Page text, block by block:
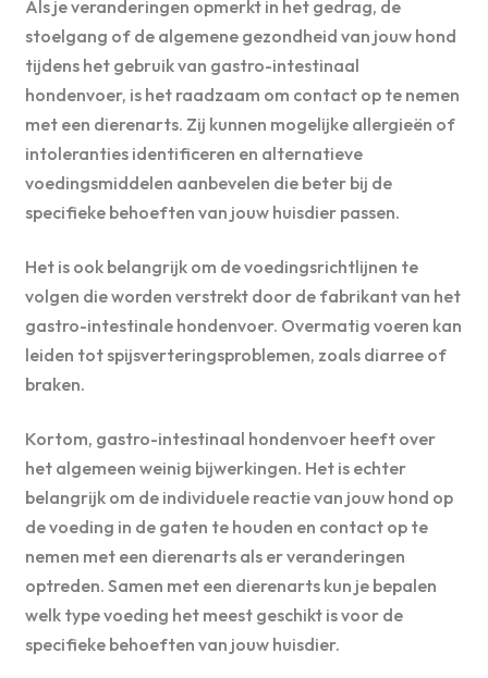
Als je veranderingen opmerkt in het gedrag, de
stoelgang of de algemene gezondheid van jouw hond
tijdens het gebruik van gastro-intestinaal
hondenvoer, is het raadzaam om contact op te nemen
met een dierenarts. Zij kunnen mogelijke allergieën of
intoleranties identificeren en alternatieve
voedingsmiddelen aanbevelen die beter bij de
specifieke behoeften van jouw huisdier passen.
Het is ook belangrijk om de voedingsrichtlijnen te
volgen die worden verstrekt door de fabrikant van het
gastro-intestinale hondenvoer. Overmatig voeren kan
leiden tot spijsverteringsproblemen, zoals diarree of
braken.
Kortom, gastro-intestinaal hondenvoer heeft over
het algemeen weinig bijwerkingen. Het is echter
belangrijk om de individuele reactie van jouw hond op
de voeding in de gaten te houden en contact op te
nemen met een dierenarts als er veranderingen
optreden. Samen met een dierenarts kun je bepalen
welk type voeding het meest geschikt is voor de
specifieke behoeften van jouw huisdier.